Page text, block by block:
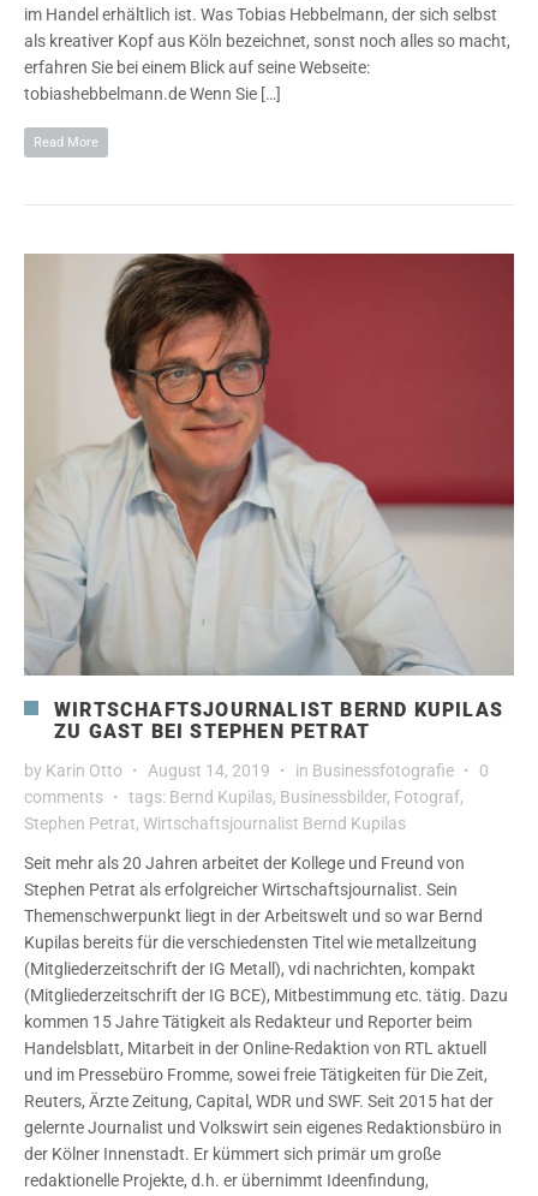
im Handel erhältlich ist. Was Tobias Hebbelmann, der sich selbst
als kreativer Kopf aus Köln bezeichnet, sonst noch alles so macht,
erfahren Sie bei einem Blick auf seine Webseite:
tobiashebbelmann.de Wenn Sie […]
Read More
WIRTSCHAFTSJOURNALIST BERND KUPILAS
ZU GAST BEI STEPHEN PETRAT
by Karin Otto August 14, 2019 in Businessfotografie
0
comments
tags: Bernd Kupilas, Businessbilder, Fotograf,
Stephen Petrat, Wirtschaftsjournalist Bernd Kupilas
Seit mehr als 20 Jahren arbeitet der Kollege und Freund von
Stephen Petrat als erfolgreicher Wirtschaftsjournalist. Sein
Themenschwerpunkt liegt in der Arbeitswelt und so war Bernd
Kupilas bereits für die verschiedensten Titel wie metallzeitung
(Mitgliederzeitschrift der IG Metall), vdi nachrichten, kompakt
(Mitgliederzeitschrift der IG BCE), Mitbestimmung etc. tätig. Dazu
kommen 15 Jahre Tätigkeit als Redakteur und Reporter beim
Handelsblatt, Mitarbeit in der Online-Redaktion von RTL aktuell
und im Pressebüro Fromme, sowei freie Tätigkeiten für Die Zeit,
Reuters, Ärzte Zeitung, Capital, WDR und SWF. Seit 2015 hat der
gelernte Journalist und Volkswirt sein eigenes Redaktionsbüro in
der Kölner Innenstadt. Er kümmert sich primär um große
redaktionelle Projekte, d.h. er übernimmt Ideenfindung,